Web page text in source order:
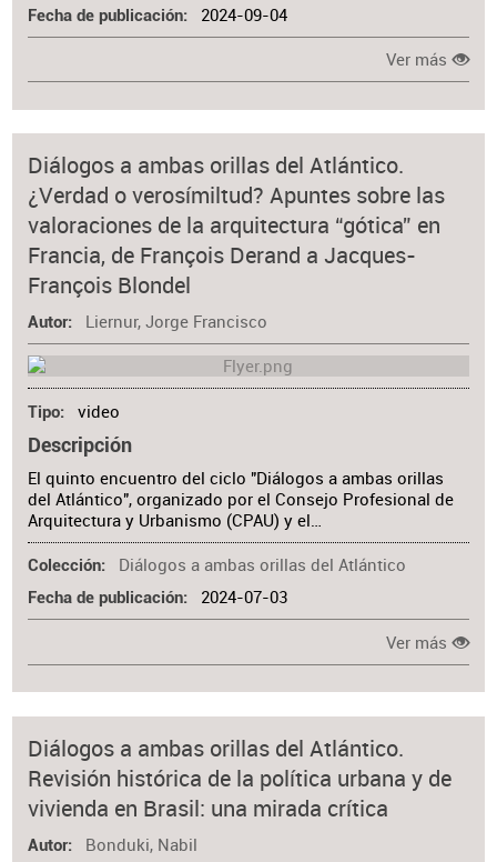
Fecha de publicación 2024-09-04
Ver más
Diálogos a ambas orillas del Atlántico.
¿Verdad o verosímiltud? Apuntes sobre las
valoraciones de la arquitectura “gótica” en
Francia, de François Derand a Jacques-
François Blondel
Autor Liernur, Jorge Francisco
Tipo video
Descripción
El quinto encuentro del ciclo "Diálogos a ambas orillas
del Atlántico", organizado por el Consejo Profesional de
Arquitectura y Urbanismo (CPAU) y el…
Colección Diálogos a ambas orillas del Atlántico
Fecha de publicación 2024-07-03
Ver más
Diálogos a ambas orillas del Atlántico.
Revisión histórica de la política urbana y de
vivienda en Brasil: una mirada crítica
Autor Bonduki, Nabil